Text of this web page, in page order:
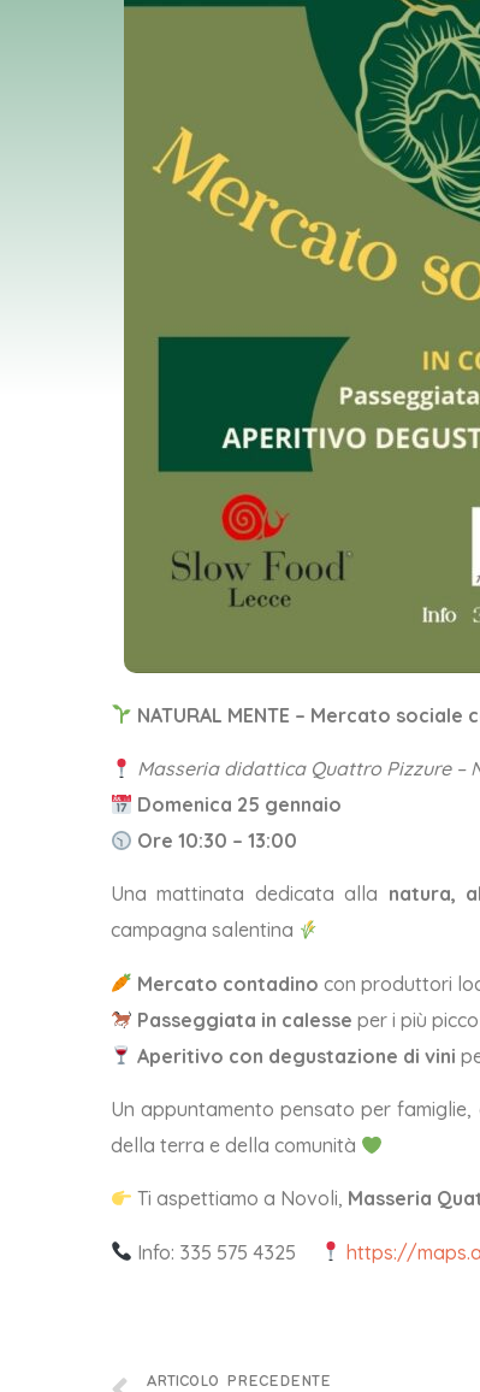
NATURAL MENTE – Mercato sociale
Masseria didattica Quattro Pizzure –
Domenica 25 gennaio
Ore 10:30 – 13:00
Una mattinata dedicata alla natura,
campagna salentina
Mercato contadino con produttori
Passeggiata in calesse per i più
Aperitivo con degustazione di vini
Un appuntamento pensato per
della terra e della comunità
Ti aspettiamo a Novoli, Masseria
Info: 335 575 4325 https://
ARTICOLO PRECEDENTE